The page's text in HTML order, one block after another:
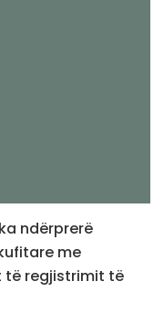
ndërprerë
me
të regjistrimit të